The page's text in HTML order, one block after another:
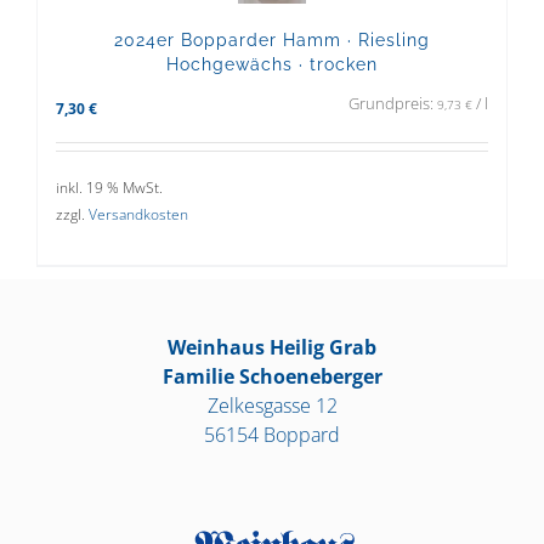
2024er Bopparder Hamm · Riesling
Hochgewächs · trocken
7,30 € Grundpreis: 9,73 € / l
inkl. 19 % MwSt.
zzgl. Versandkosten
Weinhaus Heilig Grab
Familie Schoeneberger
Zelkesgasse 12
56154 Boppard